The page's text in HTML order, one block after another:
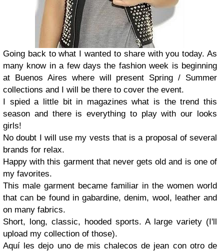
Going back to what I wanted to share with you today. As
many know in a few days the fashion week is beginning
at Buenos Aires where will present Spring / Summer
collections and I will be there to cover the event.
I spied a little bit in magazines what is the trend this
season and there is everything to play with our looks
girls!
No doubt I will use my vests that is a proposal of several
brands for relax.
Happy with this garment that never gets old and is one of
my favorites.
This male garment became familiar in the women world
that can be found in gabardine, denim, wool, leather and
on many fabrics.
Short, long, classic, hooded sports. A large variety (I'll
upload my collection of those).
Aquí les dejo uno de mis chalecos de jean con otro de